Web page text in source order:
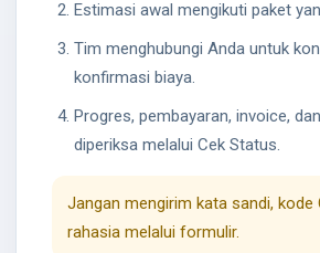
Estimasi awal mengikuti paket
Tim menghubungi Anda untuk
konfirmasi biaya.
Progres, pembayaran, invoice,
diperiksa melalui Cek Status.
Jangan mengirim kata sandi, kode
rahasia melalui formulir.